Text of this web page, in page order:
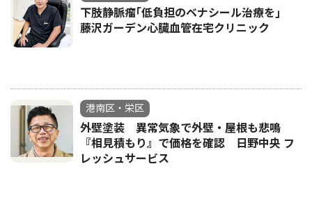
下肢静脈瘤｢低負担のベナシール治療を｣
藤沢ガーデン心臓血管在宅クリニック
港南区・栄区
外壁塗装 異常気象で外壁・屋根も悲鳴
『相見積もり』で価格を確認 日野中央 フ
レッシュサービス